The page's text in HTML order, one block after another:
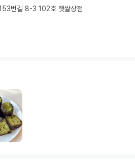
번길 8-3 102호 햇쌀상점